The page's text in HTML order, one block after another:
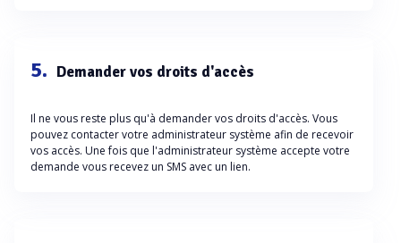
5. Demander vos droits d'accès
Il ne vous reste plus qu'à demander vos droits d'accès. Vous
pouvez contacter votre administrateur système afin de recevoir
vos accès. Une fois que l'administrateur système accepte votre
demande vous recevez un SMS avec un lien.